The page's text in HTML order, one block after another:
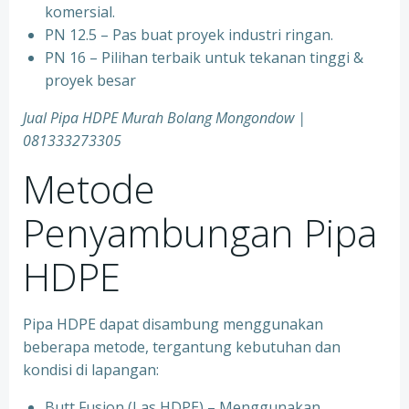
komersial.
PN 12.5 – Pas buat proyek industri ringan.
PN 16 – Pilihan terbaik untuk tekanan tinggi &
proyek besar
Jual Pipa HDPE Murah Bolang Mongondow |
081333273305
Metode
Penyambungan Pipa
HDPE
Pipa HDPE dapat disambung menggunakan
beberapa metode, tergantung kebutuhan dan
kondisi di lapangan: